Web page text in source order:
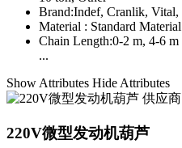
Brand:Indef, Cranlik, Vital,
Material : Standard
Chain Length:0-2 m, 4-6 m
...
Show Attributes Hide Attributes
220V微型发动机葫芦